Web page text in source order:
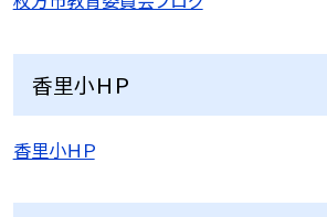
香里小ＨＰ
香里小ＨＰ